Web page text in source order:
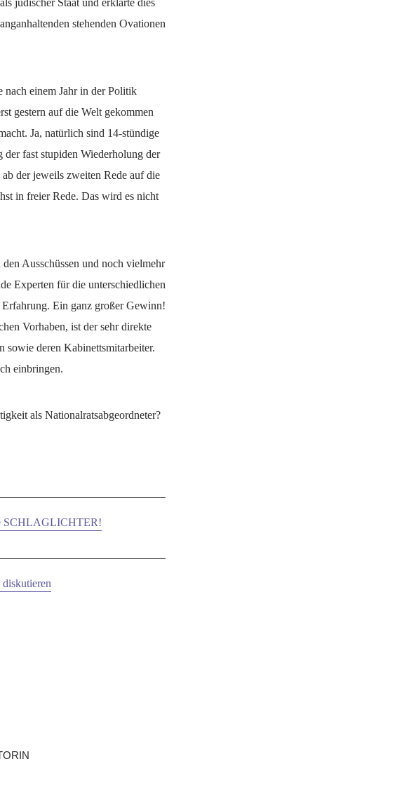
jüdischer Staat und erklärte dies
stehenden Ovationen
nach einem Jahr in der Politik
gestern auf die Welt gekommen
Ja, natürlich sind 14-stündige
der fast stupiden Wiederholung der
der jeweils zweiten Rede auf die
in freier Rede. Das wird es nicht
Ausschüssen und noch vielmehr
Experten für die unterschiedlichen
Ein ganz großer Gewinn!
Vorhaben, ist der sehr direkte
sowie deren Kabinettsmitarbeiter.
einbringen.
als Nationalratsabgeordneter?
SCHLAGLICHTER!